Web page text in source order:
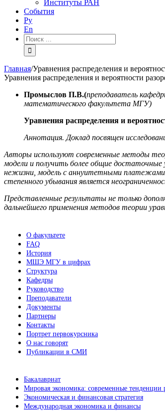
Институты РАН
События
Ру
En
Результат
поиска:
Главная/Уравнения распределения и
Уравнения распределения и вероятности
Промыслов П.В.(преподаватель
математического факультета МГУ)
Уравнения распределения и
Аннотация. Доклад посвящен
Авторы используют современные методы
модели и получить более общие достаточные
нежизни, модель с аннуитетными платежами
степенного убывания является
Представленные результаты не только
дальнейшего применения методов теории
О факультете
FAQ
История
МШЭ МГУ в цифрах
Структура
Кафедры
Руководство
Преподаватели
Документы
Партнеры
Контакты
Портрет первокурсника
О нас говорят
Публикации в СМИ
Бакалавриат
Мировая экономика: современные тенденции
Экономическая и финансовая стратегия
Международная экономика и финансы